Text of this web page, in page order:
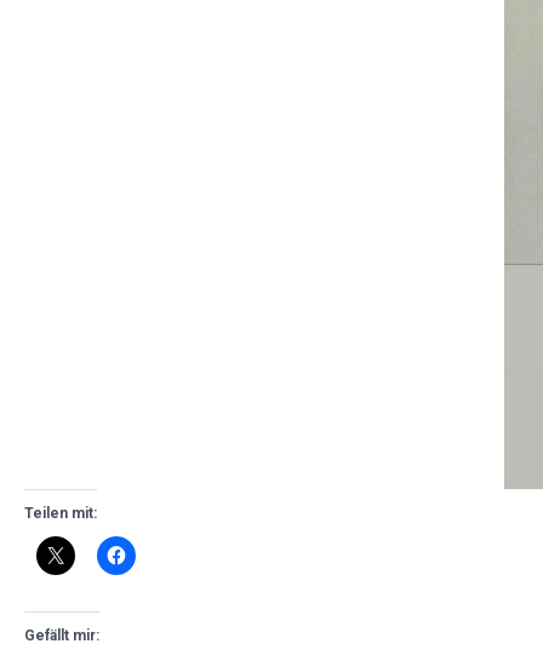
Teilen mit:
Gefällt mir: